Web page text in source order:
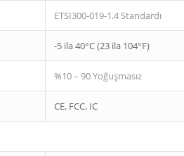
ETSI300-019-1.4 Standardı
-5 ila 40°C (23 ila 104°F)
%10 – 90 Yoğuşmasız
CE, FCC, IC